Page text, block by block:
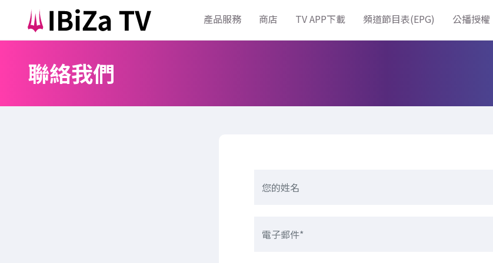
產品服務 商店 TV APP下載 頻道節目表(EPG) 公播授權
聯絡我們